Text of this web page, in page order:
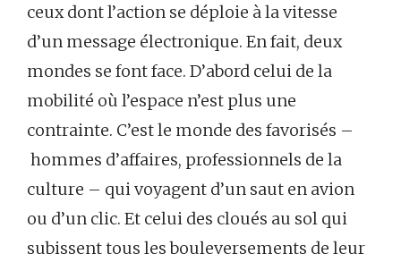
ceux dont l’action se déploie à la vitesse
d’un message électronique. En fait, deux
mondes se font face. D’abord celui de la
mobilité où l’espace n’est plus une
contrainte. C’est le monde des favorisés –
hommes d’affaires, professionnels de la
culture – qui voyagent d’un saut en avion
ou d’un clic. Et celui des cloués au sol qui
subissent tous les bouleversements de leur